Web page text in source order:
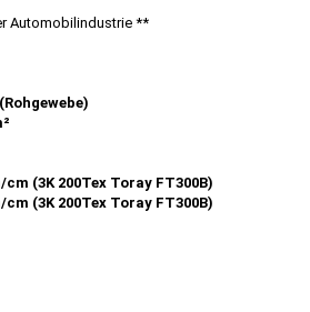
Automobilindustrie **
cm (3K 200Tex Toray FT300B)
cm (3K 200Tex Toray FT300B)